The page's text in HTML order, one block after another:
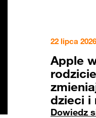
22 lipca 2026
Apple
dzieci i
Dowiedz